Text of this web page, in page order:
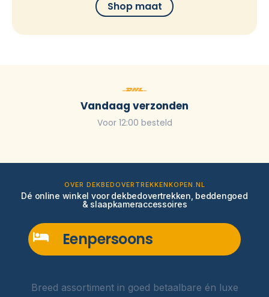
Shop maat
Vandaag verzonden
Voor 12:00 besteld
OVER DEKBEDOVERTREKKENKOPEN.NL
Dé online winkel voor dekbedovertrekken, beddengoed
& slaapkameraccessoires
Eenpersoons
Breed assortiment in goed betaalbare én luxe